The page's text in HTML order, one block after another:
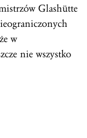
Glashütte
w
nie wszystko